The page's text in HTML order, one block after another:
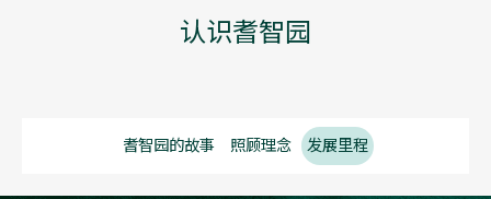
认识耆智园
耆智园的故事 照顾理念 发展里程